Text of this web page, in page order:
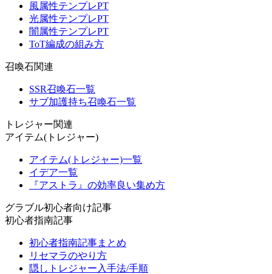
風属性テンプレPT
光属性テンプレPT
闇属性テンプレPT
ToT編成の組み方
召喚石関連
SSR召喚石一覧
サブ加護持ち召喚石一覧
トレジャー関連
アイテム(トレジャー)
アイテム(トレジャー)一覧
イデア一覧
『アストラ』の効率良い集め方
グラブル初心者向け記事
初心者指南記事
初心者指南記事まとめ
リセマラのやり方
隠しトレジャー入手法/手順